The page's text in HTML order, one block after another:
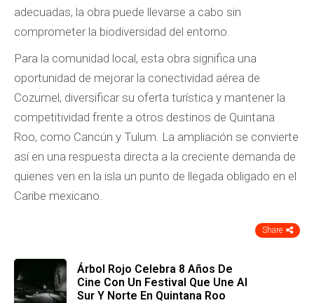
adecuadas, la obra puede llevarse a cabo sin
comprometer la biodiversidad del entorno.
Para la comunidad local, esta obra significa una
oportunidad de mejorar la conectividad aérea de
Cozumel, diversificar su oferta turística y mantener la
competitividad frente a otros destinos de Quintana
Roo, como Cancún y Tulum. La ampliación se convierte
así en una respuesta directa a la creciente demanda de
quienes ven en la isla un punto de llegada obligado en el
Caribe mexicano.
Share
Árbol Rojo Celebra 8 Años De
Cine Con Un Festival Que Une Al
Sur Y Norte En Quintana Roo